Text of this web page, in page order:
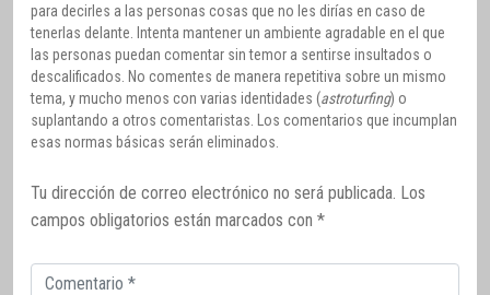
para decirles a las personas cosas que no les dirías en caso de
tenerlas delante. Intenta mantener un ambiente agradable en el que
las personas puedan comentar sin temor a sentirse insultados o
descalificados. No comentes de manera repetitiva sobre un mismo
tema, y mucho menos con varias identidades (astroturfing) o
suplantando a otros comentaristas. Los comentarios que incumplan
esas normas básicas serán eliminados.
Tu dirección de correo electrónico no será publicada. Los
campos obligatorios están marcados con *
Comentario